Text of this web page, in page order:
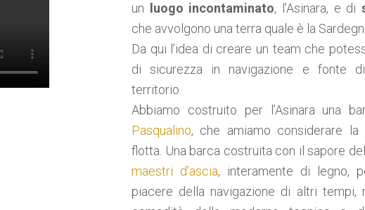
un
luogo incontaminato, l’Asinara, e di
che avvolgono una terra quale è la
Da qui l’idea di creare un team che
di sicurezza in navigazione e fonte
territorio.
Abbiamo costruito per l’Asinara una
Pasqualino, che amiamo considerare la
flotta. Una barca costruita con il sapore
maestri d’ascia, interamente di legno,
piacere della navigazione di altri tempi,